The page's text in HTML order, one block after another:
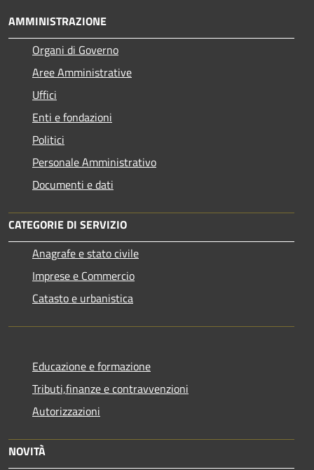
AMMINISTRAZIONE
Organi di Governo
Aree Amministrative
Uffici
Enti e fondazioni
Politici
Personale Amministrativo
Documenti e dati
CATEGORIE DI SERVIZIO
Anagrafe e stato civile
Imprese e Commercio
Catasto e urbanistica
Educazione e formazione
Tributi,finanze e contravvenzioni
Autorizzazioni
NOVITÀ